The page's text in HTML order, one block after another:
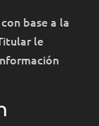
base a la
le